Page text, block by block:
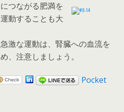
つながる肥満を
動することも大
激な運動は、腎臓への血流を
、注意しましょう。
Pocket